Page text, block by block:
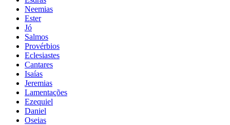
Neemias
Ester
Jó
Salmos
Provérbios
Eclesiastes
Cantares
Isaías
Jeremias
Lamentações
Ezequiel
Daniel
Oseias